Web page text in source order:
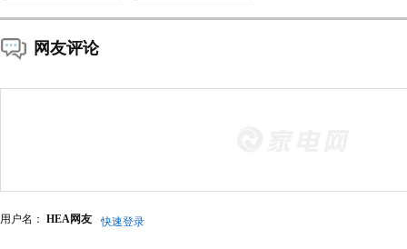
网友评论
用户名： HEA网友 快速登录